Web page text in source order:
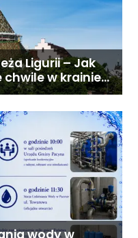
Ligurii – Jak
w krainie
wody w